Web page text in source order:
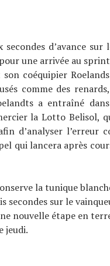
d’avance
une arrivée au
coéquipier
comme des
a entraîné
la Lotto Belisol,
d’analyser l’erreur
qui lancera après
la tunique
secondes sur le
nouvelle étape en
jeudi.